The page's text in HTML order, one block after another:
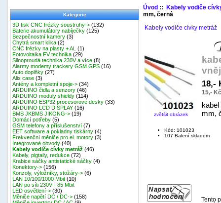
Kategorie
3D tisk CNC frézky soustruhy-> (132)
Baterie akumulátory nabíječky (125)
Bezpečnostní kamery (3)
Chytrá smart klika (2)
CNC frézky na plasty + AL
(1)
Fotovoltaika FV technika (29)
Silnoproudá technika 230V a více (8)
Alarmy modemy trackery GSM GPS (16)
Auto doplňky (27)
Alix case (3)
Antény a kompletní spoje-> (34)
ARDUINO čidla a senzory (46)
ARDUINO moduly shieldy (114)
ARDUINO ESP32 procesorové desky (33)
ARDUINO LCD DISPLAY (16)
BMS JKBMS JIKONG-> (19)
Domácí potřeby (5)
GSM telefony a příslušenství (7)
EET software a pokladny tiskárny (4)
Frekvenční měniče pro el. motory (3)
Integrované obvody (40)
Kabely vodiče cívky metráž (46)
Kabely, pigtaily, redukce (72)
Krabice sáčky antistatické sáčky (4)
Konektory-> (156)
Konzoly, výložníky, stožáry-> (6)
LAN 10/100/1000 Mbit (10)
LAN po síti 230V - 85 Mbit
LED osvětlení-> (30)
Měniče napětí DC / DC-> (158)
Úvod:: Kabely vodiče
mm, černá
Kabely vodiče cívky metráž
zvětšit obrázek
18,-
15,-
mm,
Kód: 101023
107 Balení skladem
Tento